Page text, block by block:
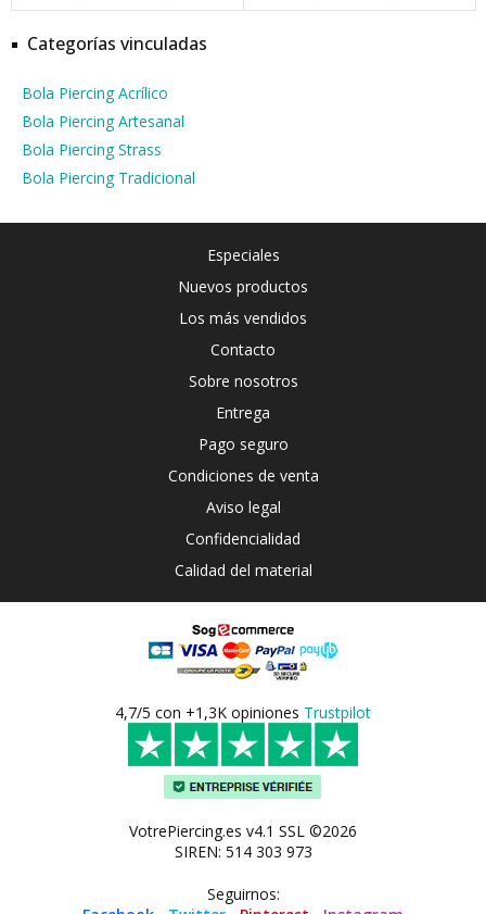
Categorías vinculadas
Bola Piercing Acrílico
Bola Piercing Artesanal
Bola Piercing Strass
Bola Piercing Tradicional
Especiales
Nuevos productos
Los más vendidos
Contacto
Sobre nosotros
Entrega
Pago seguro
Condiciones de venta
Aviso legal
Confidencialidad
Calidad del material
4,7/5 con +1,3K opiniones Trustpilot
VotrePiercing.es v4.1 SSL ©2026
SIREN: 514 303 973
Seguirnos: